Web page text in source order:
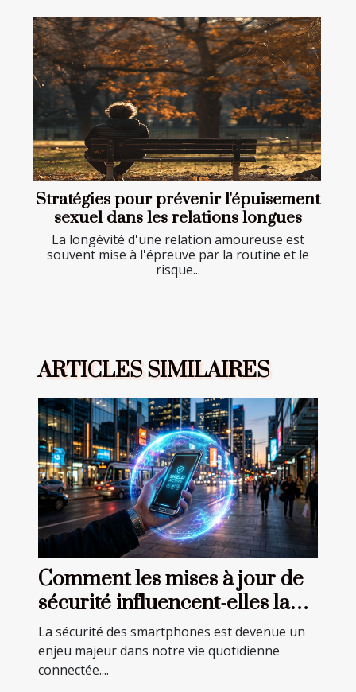
Stratégies pour prévenir l'épuisement
sexuel dans les relations longues
La longévité d'une relation amoureuse est
souvent mise à l'épreuve par la routine et le
risque...
ARTICLES SIMILAIRES
Comment les mises à jour de
sécurité influencent-elles la
performance des
smartphones ?
La sécurité des smartphones est devenue un
enjeu majeur dans notre vie quotidienne
connectée....